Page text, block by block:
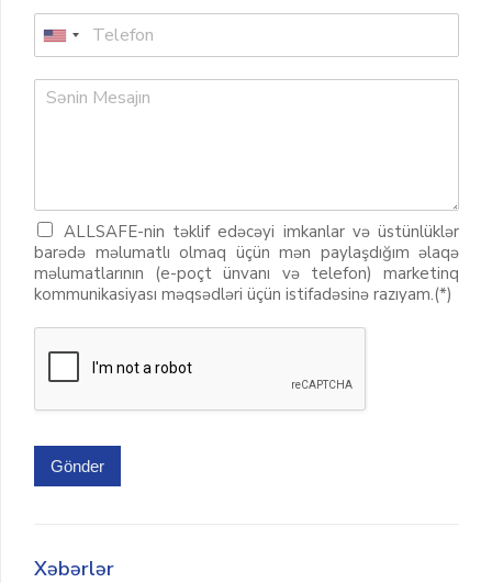
ALLSAFE-nin təklif edəcəyi imkanlar və üstünlüklər
barədə məlumatlı olmaq üçün mən paylaşdığım əlaqə
məlumatlarının (e-poçt ünvanı və telefon) marketinq
kommunikasiyası məqsədləri üçün istifadəsinə razıyam.(*)
Gönder
Xəbərlər